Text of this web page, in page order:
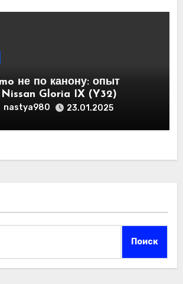
не по канону: опыт
Gloria IX (Y32)
nastya980 23.01.2025
Поиск